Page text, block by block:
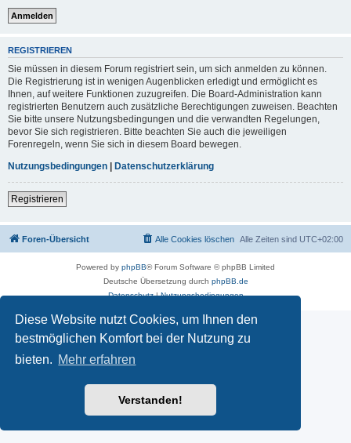
Diese Website nutzt Cookies, um Ihnen den
bestmöglichen Komfort bei der Nutzung zu
bieten. Mehr erfahren
Verstanden!
REGISTRIEREN
Sie müssen in diesem Forum registriert sein, um sich anmelden zu können.
Die Registrierung ist in wenigen Augenblicken erledigt und ermöglicht es
Ihnen, auf weitere Funktionen zuzugreifen. Die Board-Administration kann
registrierten Benutzern auch zusätzliche Berechtigungen zuweisen. Beachten
Sie bitte unsere Nutzungsbedingungen und die verwandten Regelungen,
bevor Sie sich registrieren. Bitte beachten Sie auch die jeweiligen
Forenregeln, wenn Sie sich in diesem Board bewegen.
Nutzungsbedingungen | Datenschutzerklärung
Registrieren
Foren-Übersicht Alle Zeiten sind UTC+02:00
Alle Cookies löschen
Powered by phpBB® Forum Software © phpBB Limited
Deutsche Übersetzung durch phpBB.de
Datenschutz|Nutzungsbedingungen